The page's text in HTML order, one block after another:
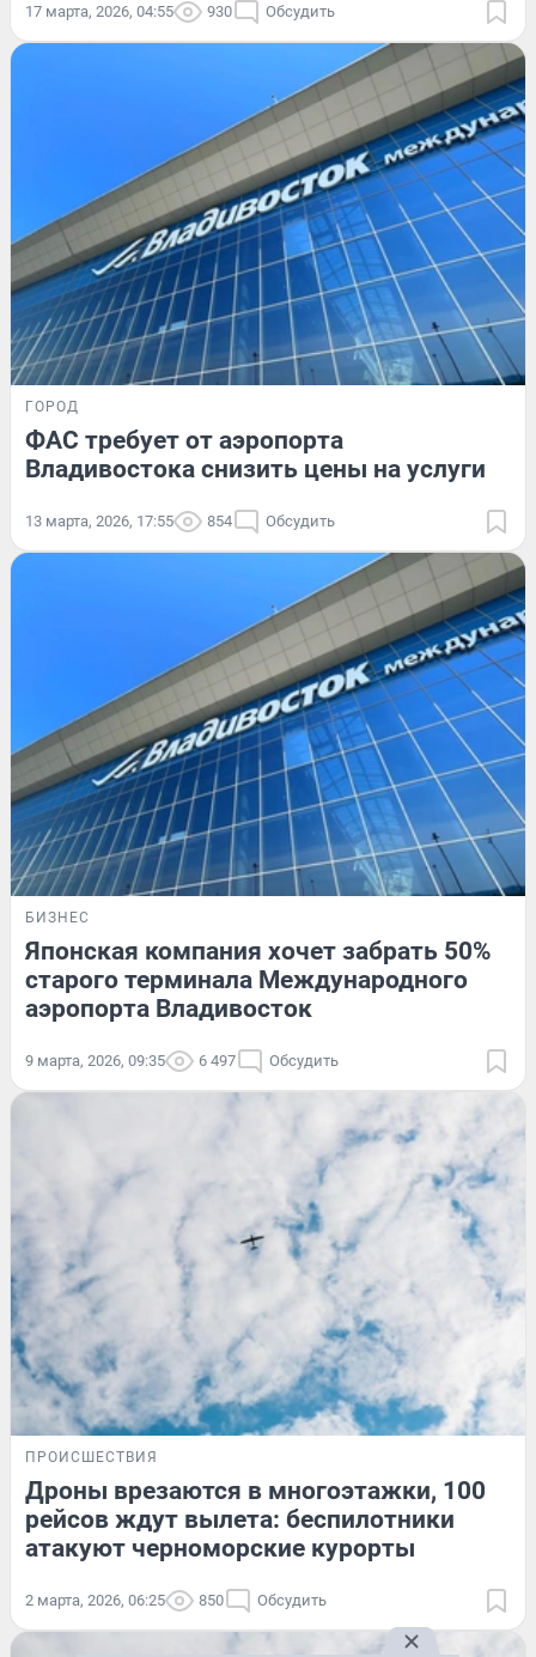
17 марта, 2026, 04:55 930 Обсудить
ГОРОД
ФАС требует от аэропорта
Владивостока снизить цены на услуги
13 марта, 2026, 17:55 854 Обсудить
БИЗНЕС
Японская компания хочет забрать 50%
старого терминала Международного
аэропорта Владивосток
9 марта, 2026, 09:35 6 497 Обсудить
ПРОИСШЕСТВИЯ
Дроны врезаются в многоэтажки, 100
рейсов ждут вылета: беспилотники
атакуют черноморские курорты
2 марта, 2026, 06:25 850 Обсудить